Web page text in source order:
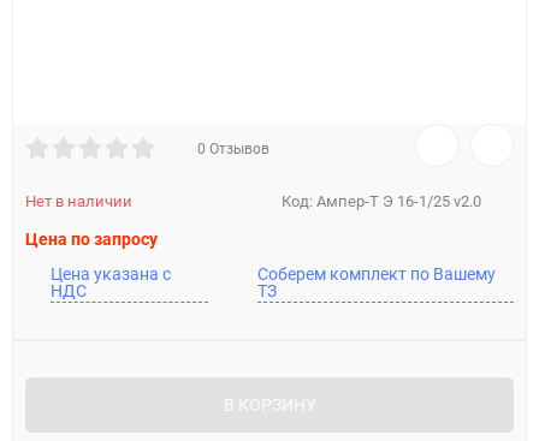
0 Отзывов
Код: Ампер-Т Э 16-1/25 v2.0
Нет в наличии
Цена по запросу
Цена указана с
НДС
Соберем комплект по Вашему
ТЗ
В КОРЗИНУ